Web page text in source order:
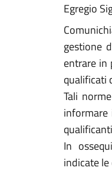
Egregio
gestione
entrare in
qualificati
Tali
In
indicate